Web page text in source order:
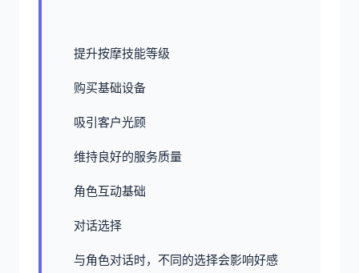
提升按摩技能等级
购买基础设备
吸引客户光顾
维持良好的服务质量
角色互动基础
对话选择
与角色对话时，不同的选择会影响好感